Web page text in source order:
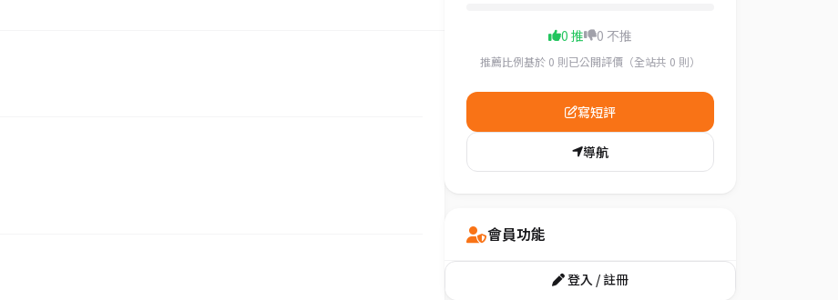
0 推 0 不推
推薦比例基於 0 則已公開評價（全站共 0 則）
寫短評
導航
會員功能
登入 / 註冊